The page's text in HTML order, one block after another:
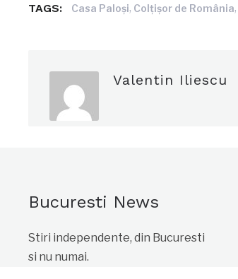
TAGS: Casa Paloși, Colțișor de România,
Valentin Iliescu
Bucuresti News
Stiri independente, din Bucuresti
si nu numai.